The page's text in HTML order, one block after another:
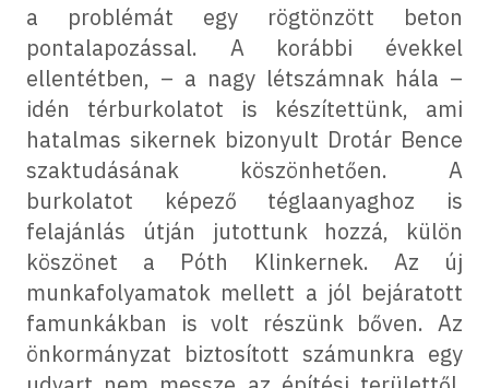
a problémát egy rögtönzött beton
pontalapozással. A korábbi évekkel
ellentétben, – a nagy létszámnak hála –
idén térburkolatot is készítettünk, ami
hatalmas sikernek bizonyult Drotár Bence
szaktudásának köszönhetően. A
burkolatot képező téglaanyaghoz is
felajánlás útján jutottunk hozzá, külön
köszönet a Póth Klinkernek. Az új
munkafolyamatok mellett a jól bejáratott
famunkákban is volt részünk bőven. Az
önkormányzat biztosított számunkra egy